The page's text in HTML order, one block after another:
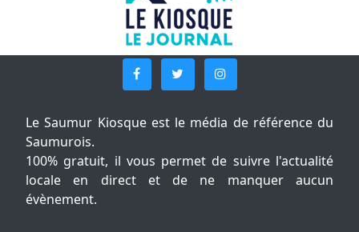
Le Saumur Kiosque est le média de référence du
Saumurois.
100% gratuit, il vous permet de suivre l'actualité
locale en direct et de ne manquer aucun
évènement.